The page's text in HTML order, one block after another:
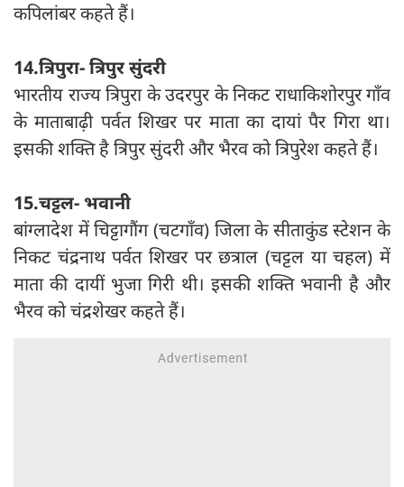
कपिलांबर कहते हैं।
14.त्रिपुरा- त्रिपुर सुंदरी
भारतीय राज्य त्रिपुरा के उदरपुर के निकट राधाकिशोरपुर गाँव
के माताबाढ़ी पर्वत शिखर पर माता का दायां पैर गिरा था।
इसकी शक्ति है त्रिपुर सुंदरी और भैरव को त्रिपुरेश कहते हैं।
15.चट्टल- भवानी
बांग्लादेश में चिट्टागौंग (चटगाँव) जिला के सीताकुंड स्टेशन के
निकट ‍चंद्रनाथ पर्वत शिखर पर छत्राल (चट्टल या चहल) में
माता की दायीं भुजा गिरी थी। इसकी शक्ति भवानी है और
भैरव को चंद्रशेखर कहते हैं।